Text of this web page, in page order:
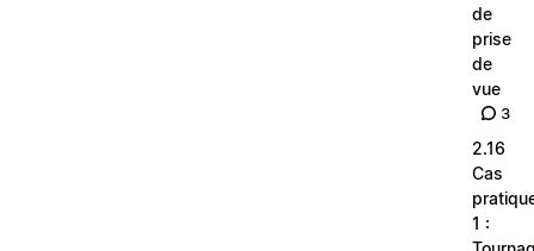
de
prise
de
vue
3
2.16
Cas
1 :